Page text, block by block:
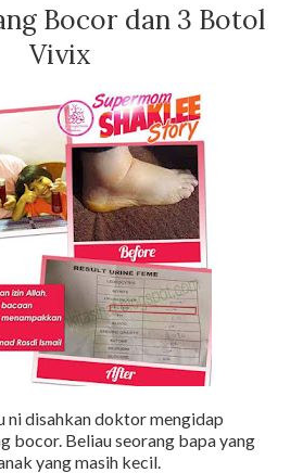
Bocor dan 3 Botol
Vivix
ni disahkan doktor mengidap
bocor. Beliau seorang bapa yang
yang masih kecil.